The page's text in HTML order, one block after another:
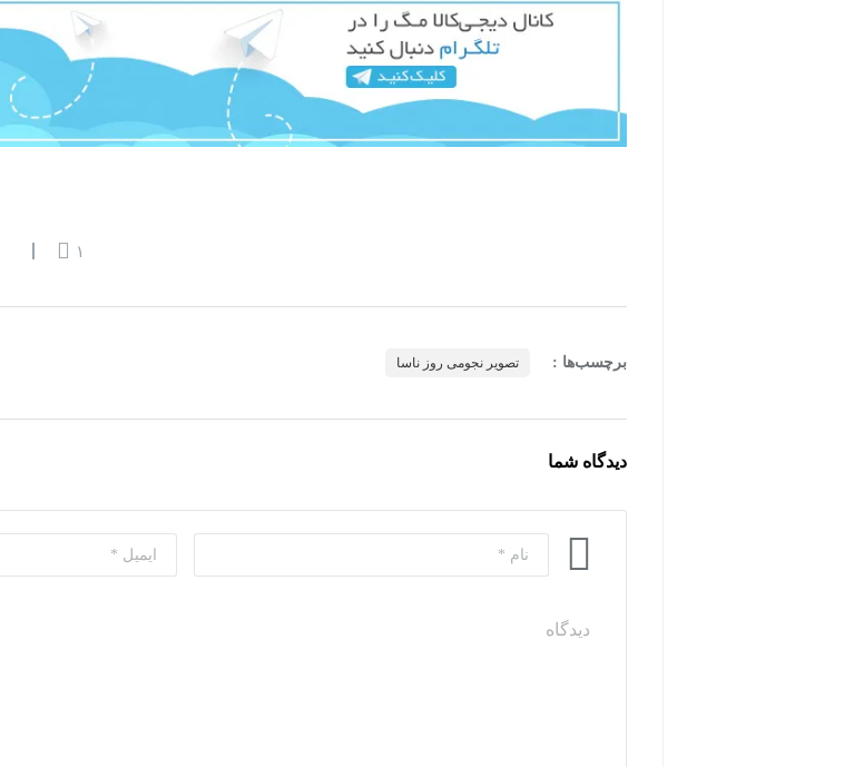
۱
برچسب‌ها : تصویر نجومی روز ناسا
دیدگاه شما